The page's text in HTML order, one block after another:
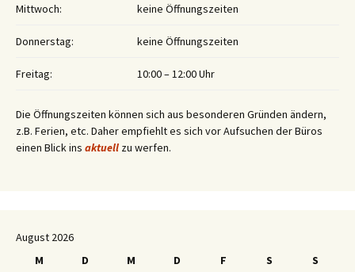
Mittwoch: keine Öffnungszeiten
Donnerstag: keine Öffnungszeiten
Freitag: 10:00 – 12:00 Uhr
Die Öffnungszeiten können sich aus besonderen Gründen ändern,
z.B. Ferien, etc. Daher empfiehlt es sich vor Aufsuchen der Büros
einen Blick ins aktuell zu werfen.
August 2026
M
D M D F S
S